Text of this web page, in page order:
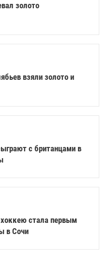
золото
взяли золото и
с британцами в
стала первым
в Сочи